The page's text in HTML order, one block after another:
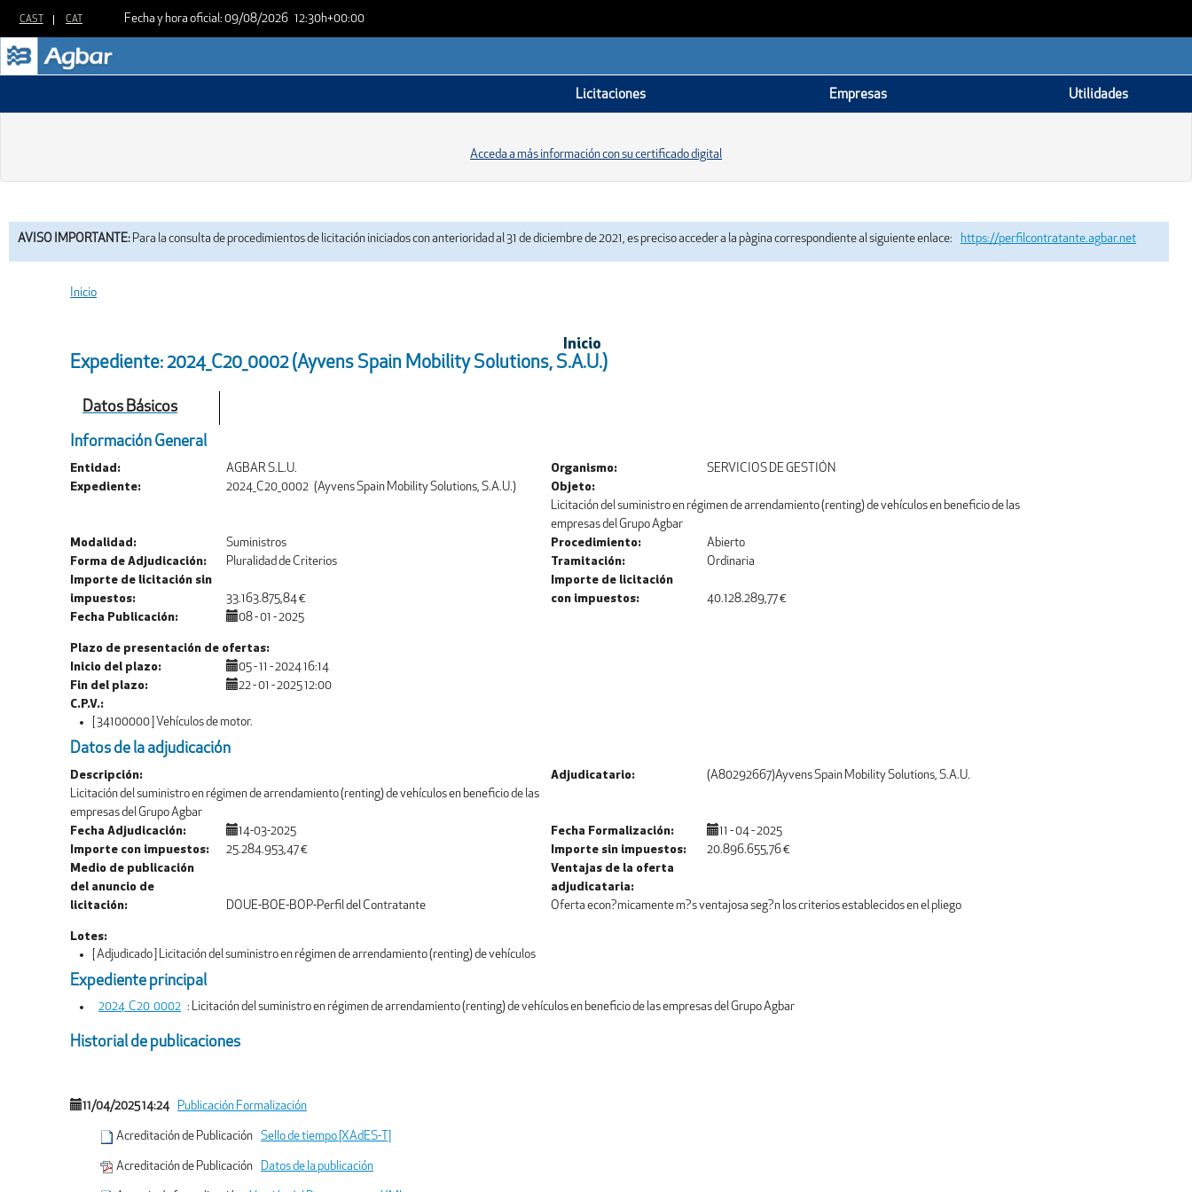
Fecha y hora oficial: 09/08/2026 12:30h+00:00
AVISO IMPORTANTE: Para la consulta de procedimientos de licitación iniciados con anterioridad al 31 de diciembre de 2021, es preciso acceder a la pàgina correspondiente al siguiente enlace: https://perfilcontratante.agbar.net
Acceda a más información con su certificado digital
Licitaciones Empresas Utilidades
Inicio
Inicio
Expediente: 2024_C20_0002 (Ayvens Spain Mobility Solutions, S.A.U.)
Datos Básicos
Información General
Entidad AGBAR S.L.U. Organismo
SERVICIOS DE GESTIÓN
Expediente
2024_C20_0002 (Ayvens Spain Mobility Solutions, S.A.U.)
Objeto
Licitación del suministro en régimen de arrendamiento (renting) de vehículos en beneficio de las
empresas del Grupo Agbar
Modalidad
Suministros Procedimiento
Abierto
Forma de Adjudicación
Pluralidad de Criterios Tramitación
Ordinaria
Importe de licitación sin
impuestos
33.163.875,84 €
Importe de licitación
con impuestos
40.128.289,77 €
Fecha Publicación
08 - 01 - 2025
Plazo de presentación de ofertas
Inicio del plazo
05 - 11 - 2024 16:14
Fin del plazo
22 - 01 - 2025 12:00
C.P.V.
[ 34100000 ] Vehículos de motor.
Datos de la adjudicación
Descripción
Licitación del suministro en régimen de arrendamiento (renting) de vehículos en beneficio de las
empresas del Grupo Agbar
Adjudicatario (A80292667)Ayvens Spain Mobility Solutions, S.A.U.
Fecha Adjudicación 14-03-2025 Fecha Formalización
11 - 04 - 2025
Importe con impuestos
25.284.953,47 € Importe sin impuestos
20.896.655,76 €
Medio de publicación
del anuncio de
licitación
DOUE-BOE-BOP-Perfil del Contratante
Ventajas de la oferta
adjudicataria
Oferta econ?micamente m?s ventajosa seg?n los criterios establecidos en el pliego
Lotes
[ Adjudicado ] Licitación del suministro en régimen de arrendamiento (renting) de vehículos
Expediente principal
2024_C20_0002 : Licitación del suministro en régimen de arrendamiento (renting) de vehículos en beneficio de las empresas del Grupo Agbar
Historial de publicaciones
11/04/2025 14:24 Publicación Formalización
Acreditación de Publicación Sello de tiempo [XAdES-T]
Acreditación de Publicación Datos de la publicación